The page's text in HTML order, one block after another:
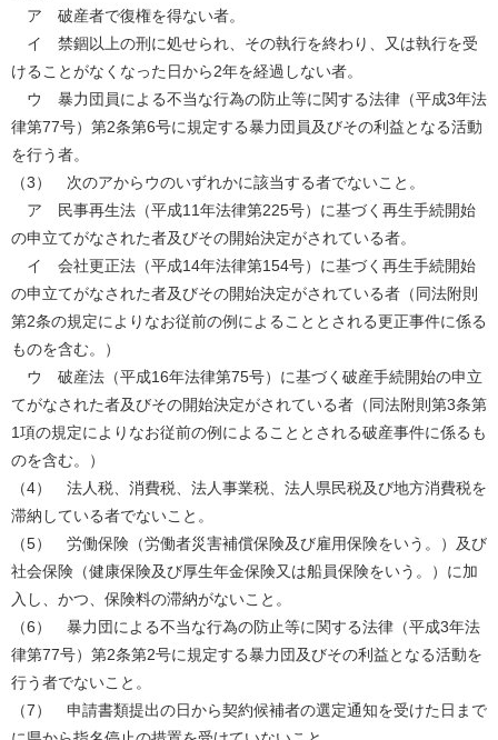
ア 破産者で復権を得ない者。
イ 禁錮以上の刑に処せられ、その執行を終わり、又は執行を受
けることがなくなった日から2年を経過しない者。
ウ 暴力団員による不当な行為の防止等に関する法律（平成3年法
律第77号）第2条第6号に規定する暴力団員及びその利益となる活動
を行う者。
（3） 次のアからウのいずれかに該当する者でないこと。
ア 民事再生法（平成11年法律第225号）に基づく再生手続開始
の申立てがなされた者及びその開始決定がされている者。
イ 会社更正法（平成14年法律第154号）に基づく再生手続開始
の申立てがなされた者及びその開始決定がされている者（同法附則
第2条の規定によりなお従前の例によることとされる更正事件に係る
ものを含む。）
ウ 破産法（平成16年法律第75号）に基づく破産手続開始の申立
てがなされた者及びその開始決定がされている者（同法附則第3条第
1項の規定によりなお従前の例によることとされる破産事件に係るも
のを含む。）
（4） 法人税、消費税、法人事業税、法人県民税及び地方消費税を
滞納している者でないこと。
（5） 労働保険（労働者災害補償保険及び雇用保険をいう。）及び
社会保険（健康保険及び厚生年金保険又は船員保険をいう。）に加
入し、かつ、保険料の滞納がないこと。
（6） 暴力団による不当な行為の防止等に関する法律（平成3年法
律第77号）第2条第2号に規定する暴力団及びその利益となる活動を
行う者でないこと。
（7） 申請書類提出の日から契約候補者の選定通知を受けた日まで